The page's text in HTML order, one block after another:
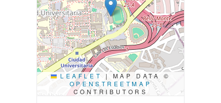
LEAFLET |
MAP DATA ©
OPENSTREETMAP
CONTRIBUTORS